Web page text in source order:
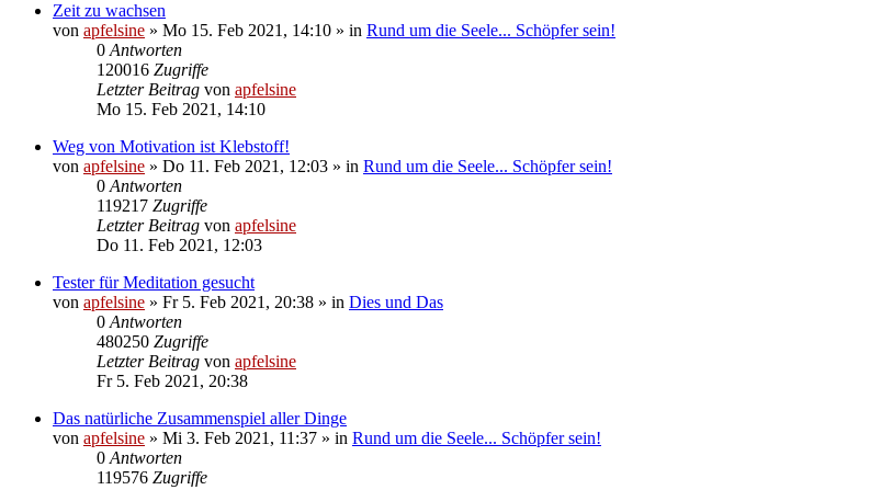
Zeit zu wachsen
von apfelsine » Mo 15. Feb 2021, 14:10 » in Rund um die Seele... Schöpfer sein!
0Antworten
120016 Zugriffe
Letzter Beitrag von apfelsine
Mo 15. Feb 2021, 14:10
Weg von Motivation ist Klebstoff!
von apfelsine » Do 11. Feb 2021, 12:03 » in Rund um die Seele... Schöpfer sein!
0Antworten
119217 Zugriffe
Letzter Beitrag von apfelsine
Do 11. Feb 2021, 12:03
Tester für Meditation gesucht
von apfelsine » Fr 5. Feb 2021, 20:38 » in Dies und Das
0Antworten
480250 Zugriffe
Letzter Beitrag von apfelsine
Fr 5. Feb 2021, 20:38
Das natürliche Zusammenspiel aller Dinge
von apfelsine » Mi 3. Feb 2021, 11:37 » in Rund um die Seele... Schöpfer sein!
0Antworten
119576 Zugriffe